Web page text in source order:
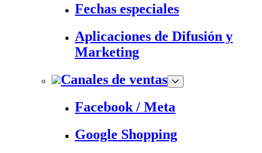
Fechas especiales
Aplicaciones de Difusión y
Marketing
Canales de ventas
Facebook / Meta
Google Shopping